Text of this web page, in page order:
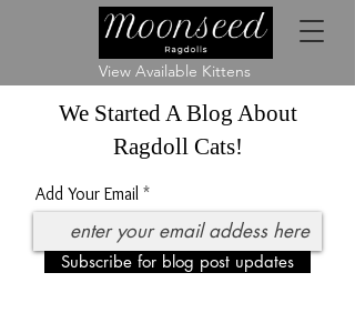
View Available Kittens
We Started A Blog About
Ragdoll Cats!
Add Your Email
Subscribe for blog post updates